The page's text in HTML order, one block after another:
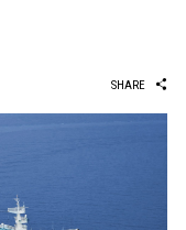
SHARE